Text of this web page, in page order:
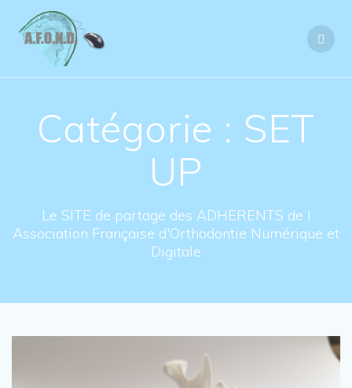
Catégorie : SET
UP
Le SITE de partage des ADHERENTS de l
Association Française d'Orthodontie Numérique et
Digitale